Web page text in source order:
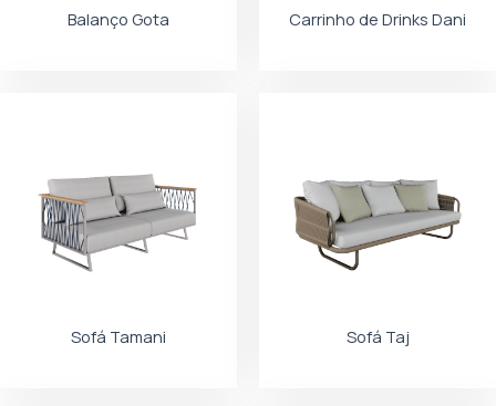
Balanço Gota Carrinho de Drinks Dani
Sofá Tamani Sofá Taj